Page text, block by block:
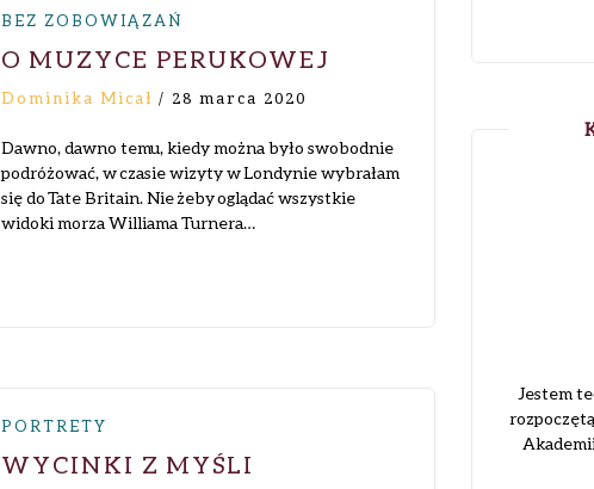
BEZ ZOBOWIĄZAŃ
O MUZYCE PERUKOWEJ
Dominika Micał / 28 marca 2020
Dawno, dawno temu, kiedy można było swobodnie
podróżować, w czasie wizyty w Londynie wybrałam
się do Tate Britain. Nie żeby oglądać wszystkie
widoki morza Williama Turnera…
PORTRETY
WYCINKI Z MYŚLI
Jestem